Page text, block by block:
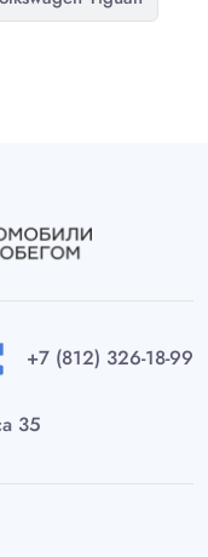
+7 (812) 326-18-99
35